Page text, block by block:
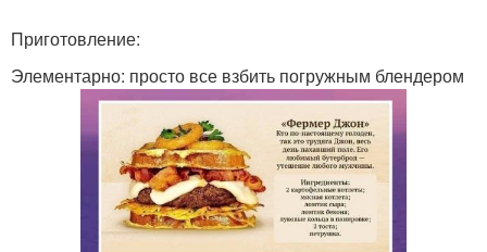
Приготовление:
Элементарно: просто все взбить погружным блендером